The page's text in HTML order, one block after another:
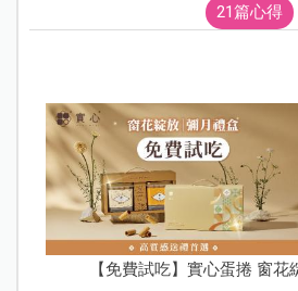
21篇心得
【免費試吃】實心蛋捲 窗花